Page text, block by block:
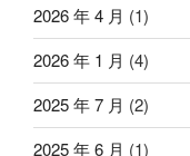
2026 年 4 月 (1)
2026 年 1 月 (4)
2025 年 7 月 (2)
2025 年 6 月 (1)